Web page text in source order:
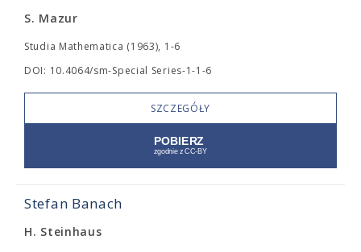
S. Mazur
Studia Mathematica (1963), 1-6
DOI: 10.4064/sm-Special Series-1-1-6
SZCZEGÓŁY
Stefan Banach
H. Steinhaus